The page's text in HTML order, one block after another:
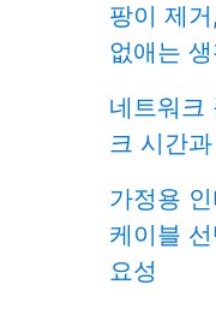
팡이 제
없애는
네트워크
크 시간
가정용
케이블
요성